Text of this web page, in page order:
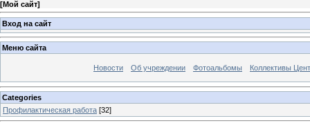
[Мой сайт]
Вход на сайт
Меню сайта
Новости Об учреждении Фотоальбомы Коллективы
Categories
Профилактическая работа [32]